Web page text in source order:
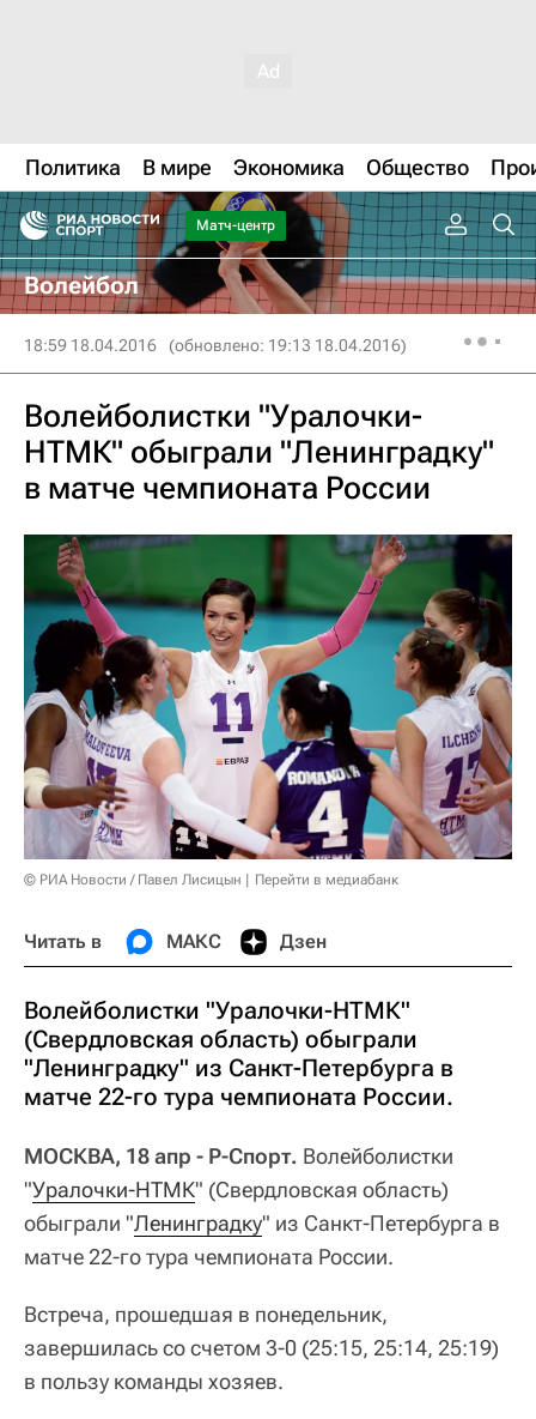
Политика В мире Экономика Общество
Матч-центр
Волейбол
18:59 18.04.2016 (обновлено: 19:13 18.04.2016)
Волейболистки "Уралочки-
НТМК" обыграли "Ленинградку"
в матче чемпионата России
© РИА Новости / Павел Лисицын Перейти в медиабанк
Читать в МАКС Дзен
Волейболистки "Уралочки-НТМК"
(Свердловская область) обыграли
"Ленинградку" из Санкт-Петербурга в
матче 22-го тура чемпионата России.
МОСКВА, 18 апр - Р-Спорт. Волейболистки
"Уралочки-НТМК" (Свердловская область)
обыграли "Ленинградку" из Санкт-Петербурга в
матче 22-го тура чемпионата России.
Встреча, прошедшая в понедельник,
завершилась со счетом 3-0 (25:15, 25:14, 25:19)
в пользу команды хозяев.